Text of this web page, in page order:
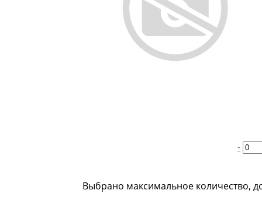
-
Выбрано максимальное количество,